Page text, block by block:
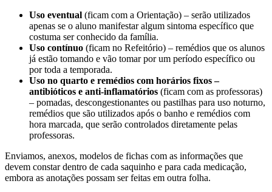
Uso eventual (ficam com a Orientação) – serão utilizados
apenas se o aluno manifestar algum sintoma específico que
costuma ser conhecido da família.
Uso contínuo (ficam no Refeitório) – remédios que os alunos
já estão tomando e vão tomar por um período específico ou
por toda a temporada.
Uso no quarto e remédios com horários fixos –
antibióticos e anti-inflamatórios (ficam com as professoras)
– pomadas, descongestionantes ou pastilhas para uso noturno,
remédios que são utilizados após o banho e remédios com
hora marcada, que serão controlados diretamente pelas
professoras.
Enviamos, anexos, modelos de fichas com as informações que
devem constar dentro de cada saquinho e para cada medicação,
embora as anotações possam ser feitas em outra folha.